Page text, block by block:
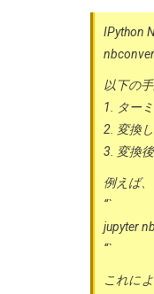
IPython
以下の
1. ター
2. 変換
3. 変換
例えば
“`
jupyter
“`
これに